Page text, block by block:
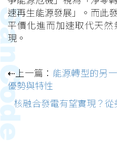
速再生能源發展」。而此
平價化進而加速取代天
現。
⇠上一篇： 能源轉型的另
優勢與特性
核融合發電有望實現？